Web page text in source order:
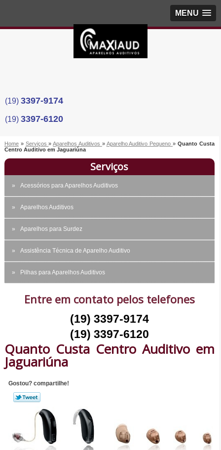
MENU
(19) 3397-9174
(19) 3397-6120
Home » Serviços»Aparelhos Auditivos » Aparelho Auditivo Pequeno» Quanto Custa
Centro Auditivo em Jaguariúna
Serviços
Acessórios para Aparelhos Auditivos
Aparelhos Auditivos
Aparelhos para Surdez
Assistência Técnica de Aparelho Auditivo
Pilhas para Aparelhos Auditivos
Entre em contato pelos telefones
(19) 3397-9174
(19) 3397-6120
Quanto Custa Centro Auditivo em
Jaguariúna
Gostou? compartilhe!